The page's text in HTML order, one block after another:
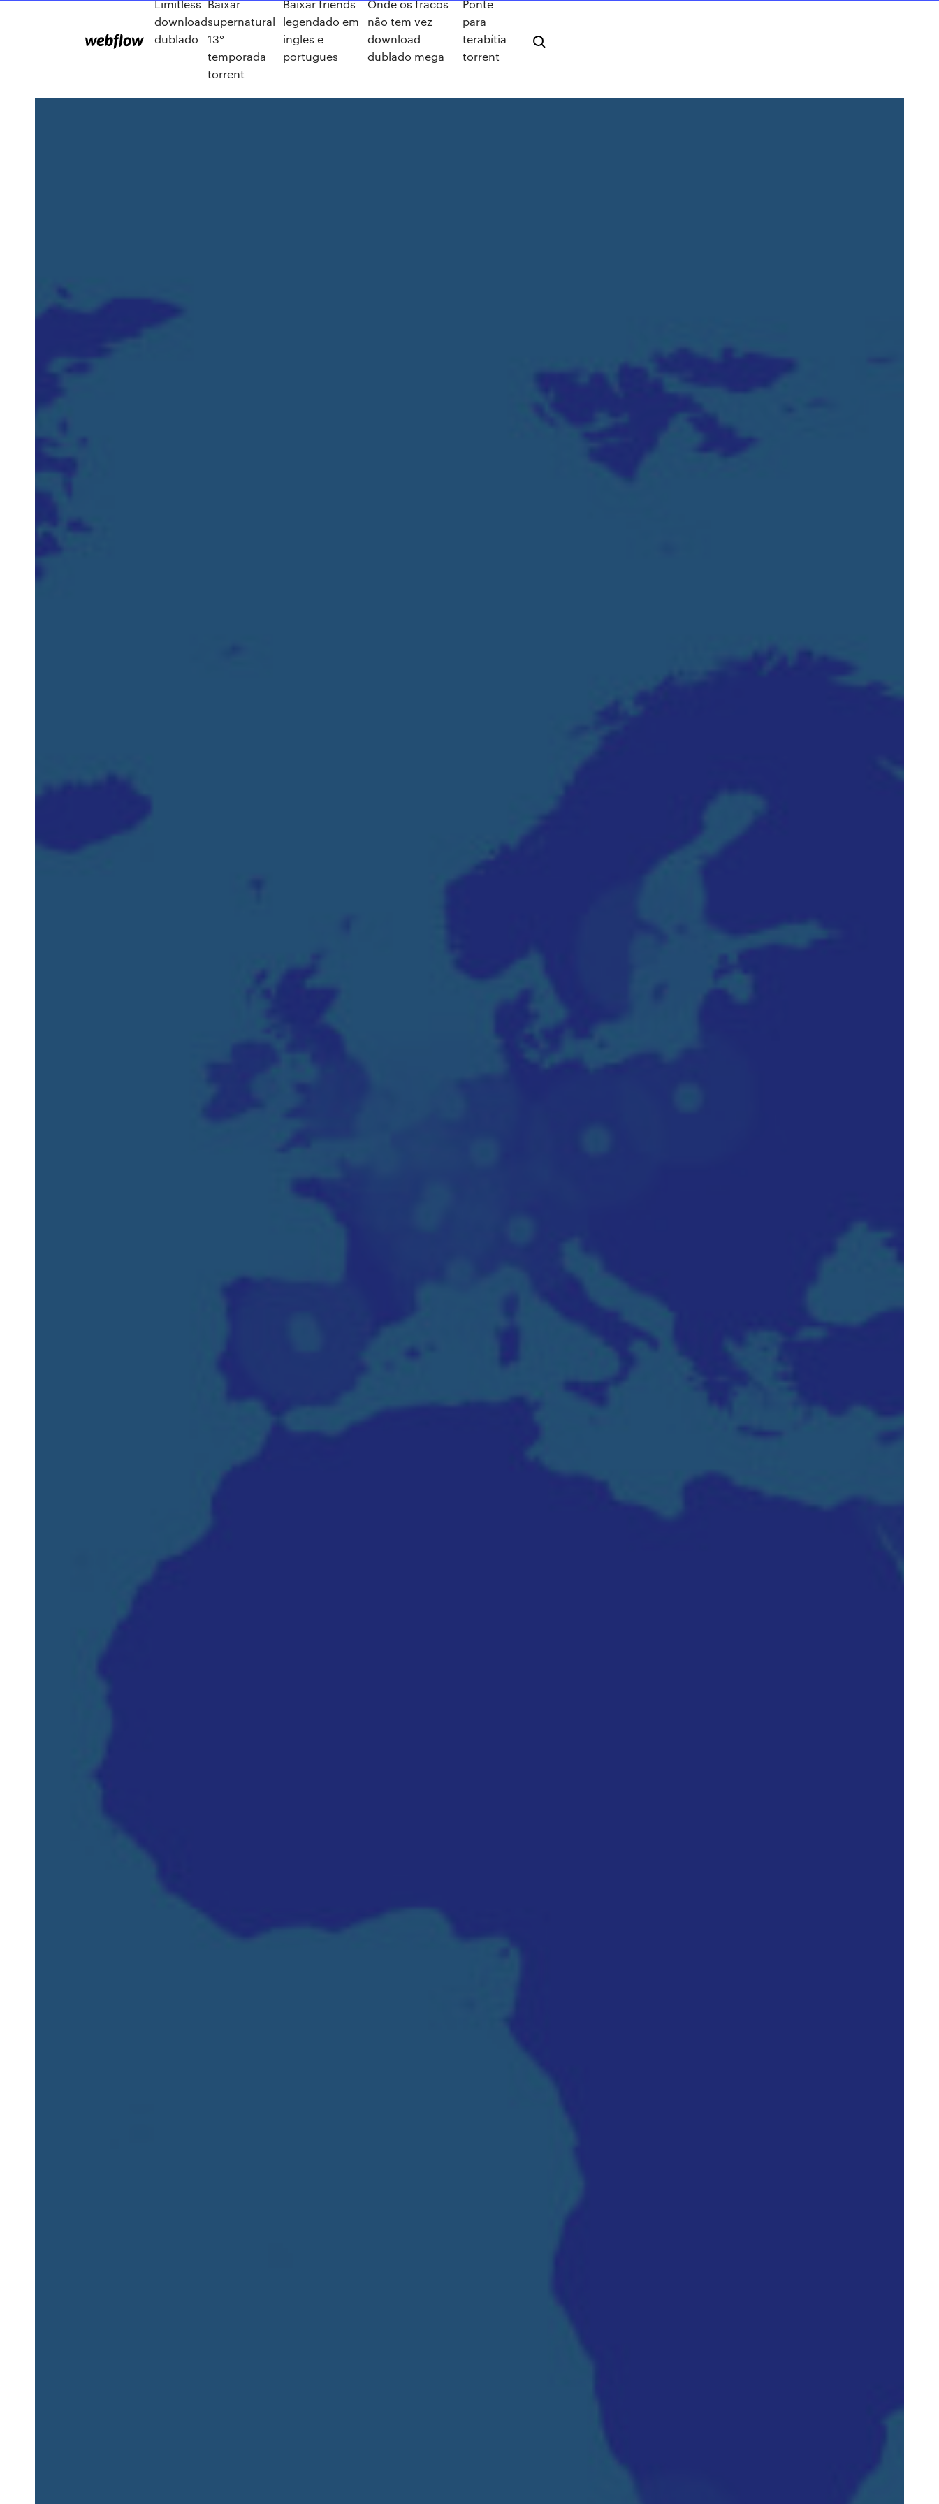
Limitless
download
dublado
Baixar
supernatural
13°
temporada
torrent
Baixar friends
legendado em
ingles e
portugues
Onde os fracos
não tem vez
download
dublado mega
Ponte
para
terabítia
torrent